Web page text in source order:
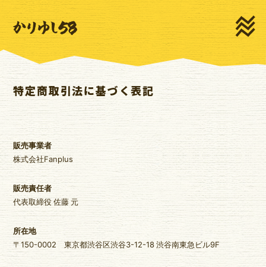
HOME
LIVE
MEDIA
PROFILE
MOVIE
DISCOGRAPHY
GOODS
CONTACT
新規登録 ログイン
ゆいま～るSNS
ゆいま～るテレビ
特定商取引法に基づく表記
販売事業者
株式会社Fanplus
販売責任者
代表取締役 佐藤 元
所在地
〒150-0002 東京都渋谷区渋谷3-12-18 渋谷南東急ビル9F